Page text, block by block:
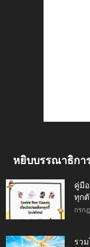
หยิบบรรณาธิกา
คู่มื
ทุก
กรก
รว